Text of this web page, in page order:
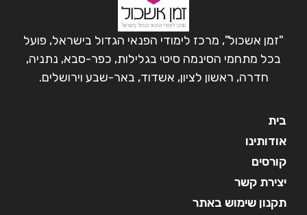
"זמן אשכול", מרכז לימודי הפנאי הגדול בישראל, פועל
בכל מתחמי הסינמה סיטי בגלילות, כפר-סבא, נתניה,
חדרה, ראשון לציון, אשדוד, באר-שבע וירושלים.
בית
אודותינו
קורסים
יצירת קשר
תקנון שימוש באתר